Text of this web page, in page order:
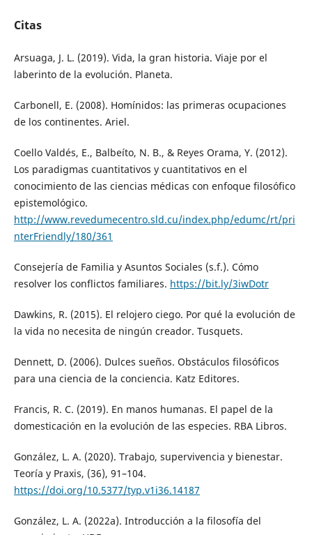
Citas
Arsuaga, J. L. (2019). Vida, la gran historia. Viaje por el
laberinto de la evolución. Planeta.
Carbonell, E. (2008). Homínidos: las primeras ocupaciones
de los continentes. Ariel.
Coello Valdés, E., Balbeíto, N. B., & Reyes Orama, Y. (2012).
Los paradigmas cuantitativos y cuantitativos en el
conocimiento de las ciencias médicas con enfoque filosófico
epistemológico.
http://www.revedumecentro.sld.cu/index.php/edumc/rt/pri
nterFriendly/180/361
Consejería de Familia y Asuntos Sociales (s.f.). Cómo
resolver los conflictos familiares. https://bit.ly/3iwDotr
Dawkins, R. (2015). El relojero ciego. Por qué la evolución de
la vida no necesita de ningún creador. Tusquets.
Dennett, D. (2006). Dulces sueños. Obstáculos filosóficos
para una ciencia de la conciencia. Katz Editores.
Francis, R. C. (2019). En manos humanas. El papel de la
domesticación en la evolución de las especies. RBA Libros.
González, L. A. (2020). Trabajo, supervivencia y bienestar.
Teoría y Praxis, (36), 91–104.
https://doi.org/10.5377/typ.v1i36.14187
González, L. A. (2022a). Introducción a la filosofía del